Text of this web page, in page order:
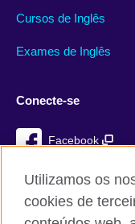
Cursos de Inglês
Exames de Inglês
Conecte-se
Facebook
Instagram
Utilizamos os
cookies de